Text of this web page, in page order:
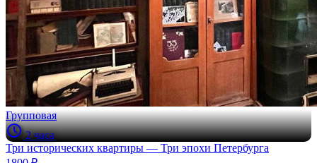
Групповая
2 часа
Три исторических квартиры — Три эпохи Петербурга